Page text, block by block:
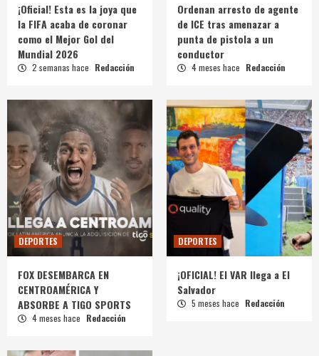
¡Oficial! Esta es la joya que
la FIFA acaba de coronar
como el Mejor Gol del
Mundial 2026
2 semanas hace Redacción
Ordenan arresto de agente
de ICE tras amenazar a
punta de pistola a un
conductor
4 meses hace Redacción
DEPORTES
FOX DESEMBARCA EN
CENTROAMÉRICA Y
ABSORBE A TIGO SPORTS
4 meses hace Redacción
DEPORTES
¡OFICIAL! El VAR llega a El
Salvador
5 meses hace Redacción